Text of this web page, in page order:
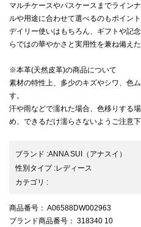
マルチケースやパスケースまでライン
ルや用途に合わせて選べるのもポイント
デイリー使いはもちろん、ギフトや記
らではの華やかさと実用性を兼ね備えた
※本革(天然皮革)の商品について
素材の特性上、多少のキズやシワ、色
す。
汗や雨などで濡れた場合、色移りする
め、できるだけ濡らさないようご注意下
ブランド :ANNA SUI （アナスイ）
性別タイプ:レディース
カテゴリ :
商品番号 ： A06588DW002963
ブランド商品番号 ： 318340 10